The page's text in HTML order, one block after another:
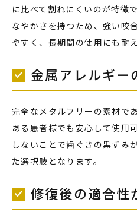
に比べて割れにくいのが特徴
なやかさを持つため、強い咬
やすく、長期間の使用にも耐
金属アレルギー
完全なメタルフリーの素材で
ある患者様でも安心して使用
しないことで歯ぐきの黒ずみ
た選択肢となります。
修復後の適合性